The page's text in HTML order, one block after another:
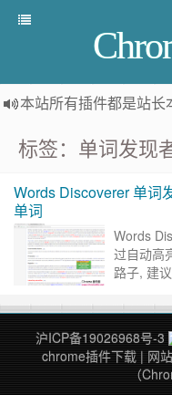
本站所有插件都是站长本
标签：单词发现
Words Discoverer 单词
单词
Words
过自动高
路子, 建
继续阅读
沪ICP备19026968号-3
chrome插件下载 | 网
（